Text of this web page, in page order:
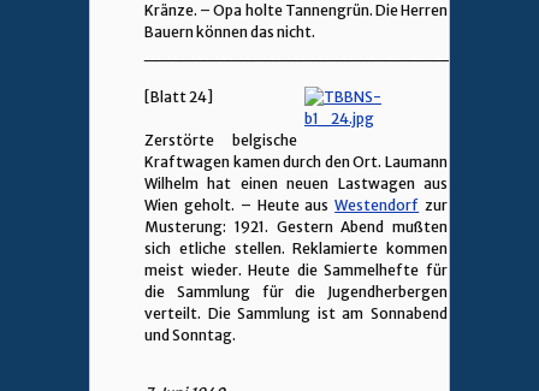
Kränze. – Opa holte Tannengrün. Die Herren
Bauern können das nicht.
[Blatt 24]
Zerstörte belgische
Kraftwagen kamen durch den Ort. Laumann
Wilhelm hat einen neuen Lastwagen aus
Wien geholt. – Heute ausWestendorf zur
Musterung: 1921. Gestern Abend mußten
sich etliche stellen. Reklamierte kommen
meist wieder. Heute die Sammelhefte für
die Sammlung für die Jugendherbergen
verteilt. Die Sammlung ist am Sonnabend
und Sonntag.